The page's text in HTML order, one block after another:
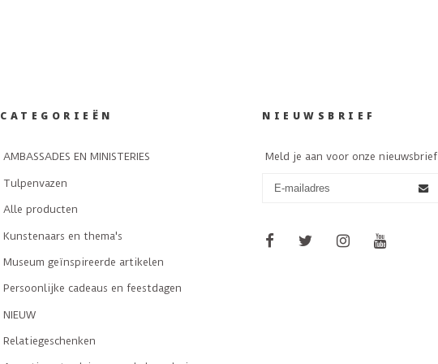
CATEGORIEËN
AMBASSADES EN MINISTERIES
Tulpenvazen
Alle producten
Kunstenaars en thema's
Museum geïnspireerde artikelen
Persoonlijke cadeaus en feestdagen
NIEUW
Relatiegeschenken
NIEUWSBRIEF
Meld je aan voor onze nieuwsbrief